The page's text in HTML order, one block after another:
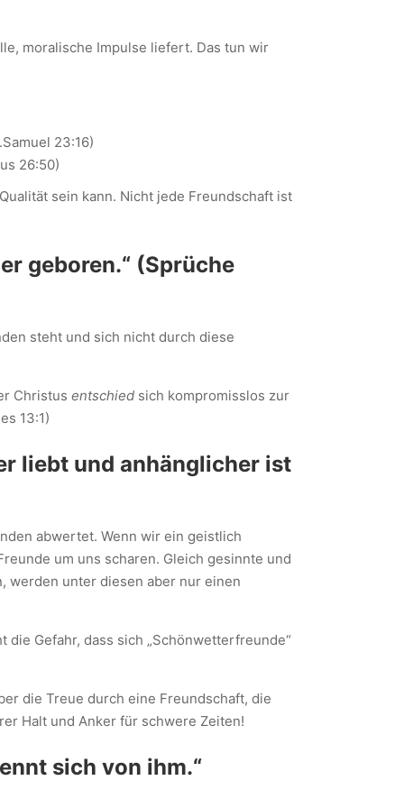
moralische Impulse liefert. Das tun wir
23:16)
26:50)
sein kann. Nicht jede Freundschaft ist
geboren.“ (Sprüche
steht und sich nicht durch diese
Christus entschied sich kompromisslos zur
13:1)
liebt und anhänglicher ist
abwertet. Wenn wir ein geistlich
um uns scharen. Gleich gesinnte und
werden unter diesen aber nur einen
Gefahr, dass sich „Schönwetterfreunde“
die Treue durch eine Freundschaft, die
Halt und Anker für schwere Zeiten!
sich von ihm.“